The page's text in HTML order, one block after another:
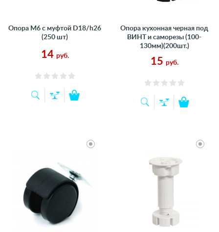
Опора M6 с муфтой D18/h26
(250 шт)
14 руб.
Опора кухонная черная под
ВИНТ и саморезы (100-
130мм)(200шт.)
15 руб.